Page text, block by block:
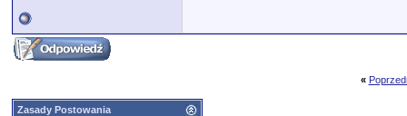
«
Zasady Postowania